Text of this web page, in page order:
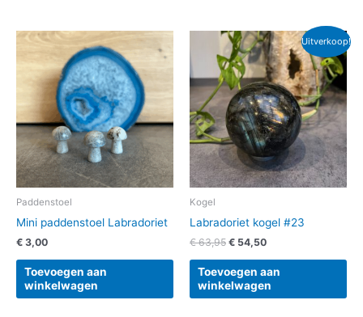
Paddenstoel
Mini paddenstoel Labradoriet
€ 3,00
Toevoegen aan
winkelwagen
Uitverkoop!
Kogel
Labradoriet kogel #23
€63,95
Oorspronkelijke
prijs
was:
€ 63,95.
€ 54,50
Huidige
prijs
is:
€ 54,50.
Toevoegen aan
winkelwagen